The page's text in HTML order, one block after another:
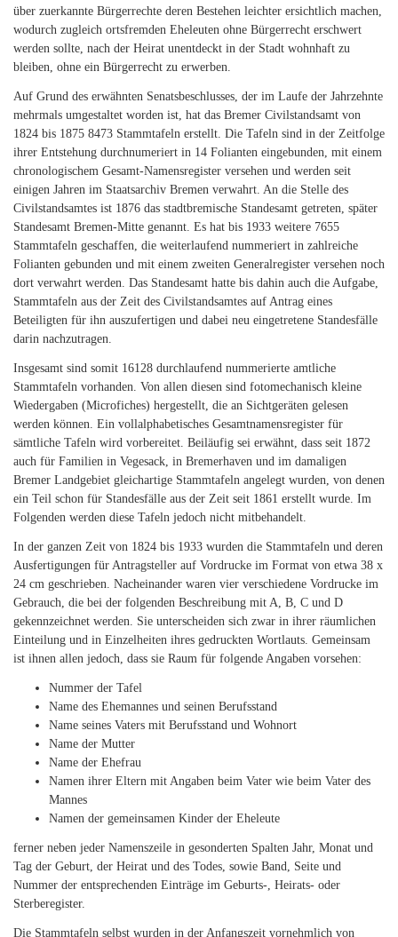
über zuerkannte Bürgerrechte deren Bestehen leichter ersichtlich machen,
wodurch zugleich ortsfremden Eheleuten ohne Bürgerrecht erschwert
werden sollte, nach der Heirat unentdeckt in der Stadt wohnhaft zu
bleiben, ohne ein Bürgerrecht zu erwerben.
Auf Grund des erwähnten Senatsbeschlusses, der im Laufe der Jahrzehnte
mehrmals umgestaltet worden ist, hat das Bremer Civilstandsamt von
1824 bis 1875 8473 Stammtafeln erstellt. Die Tafeln sind in der Zeitfolge
ihrer Entstehung durchnumeriert in 14 Folianten eingebunden, mit einem
chronologischem Gesamt-Namensregister versehen und werden seit
einigen Jahren im Staatsarchiv Bremen verwahrt. An die Stelle des
Civilstandsamtes ist 1876 das stadtbremische Standesamt getreten, später
Standesamt Bremen-Mitte genannt. Es hat bis 1933 weitere 7655
Stammtafeln geschaffen, die weiterlaufend nummeriert in zahlreiche
Folianten gebunden und mit einem zweiten Generalregister versehen noch
dort verwahrt werden. Das Standesamt hatte bis dahin auch die Aufgabe,
Stammtafeln aus der Zeit des Civilstandsamtes auf Antrag eines
Beteiligten für ihn auszufertigen und dabei neu eingetretene Standesfälle
darin nachzutragen.
Insgesamt sind somit 16128 durchlaufend nummerierte amtliche
Stammtafeln vorhanden. Von allen diesen sind fotomechanisch kleine
Wiedergaben (Microfiches) hergestellt, die an Sichtgeräten gelesen
werden können. Ein vollalphabetisches Gesamtnamensregister für
sämtliche Tafeln wird vorbereitet. Beiläufig sei erwähnt, dass seit 1872
auch für Familien in Vegesack, in Bremerhaven und im damaligen
Bremer Landgebiet gleichartige Stammtafeln angelegt wurden, von denen
ein Teil schon für Standesfälle aus der Zeit seit 1861 erstellt wurde. Im
Folgenden werden diese Tafeln jedoch nicht mitbehandelt.
In der ganzen Zeit von 1824 bis 1933 wurden die Stammtafeln und deren
Ausfertigungen für Antragsteller auf Vordrucke im Format von etwa 38 x
24 cm geschrieben. Nacheinander waren vier verschiedene Vordrucke im
Gebrauch, die bei der folgenden Beschreibung mit A, B, C und D
gekennzeichnet werden. Sie unterscheiden sich zwar in ihrer räumlichen
Einteilung und in Einzelheiten ihres gedruckten Wortlauts. Gemeinsam
ist ihnen allen jedoch, dass sie Raum für folgende Angaben vorsehen:
Nummer der Tafel
Name des Ehemannes und seinen Berufsstand
Name seines Vaters mit Berufsstand und Wohnort
Name der Mutter
Name der Ehefrau
Namen ihrer Eltern mit Angaben beim Vater wie beim Vater des
Mannes
Namen der gemeinsamen Kinder der Eheleute
ferner neben jeder Namenszeile in gesonderten Spalten Jahr, Monat und
Tag der Geburt, der Heirat und des Todes, sowie Band, Seite und
Nummer der entsprechenden Einträge im Geburts-, Heirats- oder
Sterberegister.
Die Stammtafeln selbst wurden in der Anfangszeit vornehmlich von